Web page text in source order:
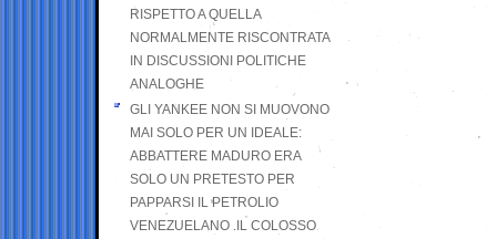
RISPETTO A QUELLA
NORMALMENTE RISCONTRATA
IN DISCUSSIONI POLITICHE
ANALOGHE
GLI YANKEE NON SI MUOVONO
MAI SOLO PER UN IDEALE:
ABBATTERE MADURO ERA
SOLO UN PRETESTO PER
PAPPARSI IL PETROLIO
VENEZUELANO .IL COLOSSO